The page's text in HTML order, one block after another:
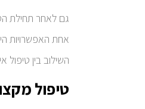
גם לאחר תחילת
אחת האפשרויות
השילוב בין
טיפול